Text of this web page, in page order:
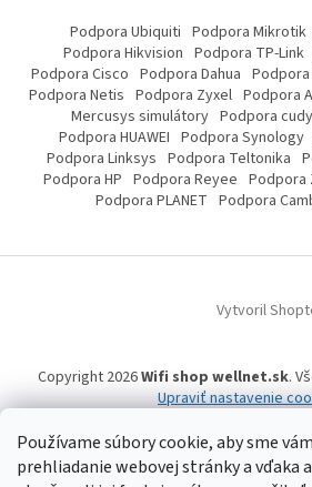
Používame súbory cookie, aby sme
prehliadanie webovej stránky a vďaka
Podpora Ubiquiti Podpora Mikrotik
Podpora Hikvision Podpora TP-Link
Podpora Cisco Podpora Dahua Podpora
Podpora Netis Podpora Zyxel Podpora
Mercusys simulátory Podpora cudy
Podpora HUAWEI Podpora Synology
Podpora Linksys Podpora Teltonika
Podpora HP Podpora Reyee Podpora
Podpora PLANET Podpora
Vytvoril
Copyright 2026Wifi shop wellnet.sk.
Upraviť nastavenie
Wifi shop wellnet.sk prevádzkuje spoločnosť